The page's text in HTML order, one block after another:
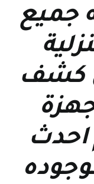
جميع
كشف
احدث